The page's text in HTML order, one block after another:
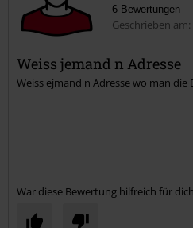
Pro-Pain (Live)
14. J.B.O. (Live)
15. In Extremo (Live)
16. Rose Tattoo (Live)
Kommentar jetzt abschicken!
6 Bewertungen
Geschrieben
Weiss jemand n Adresse
Weiss ejmand n Adresse wo man die
War diese Bewertung hilfreich für